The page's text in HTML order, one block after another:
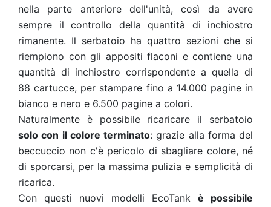
nella parte anteriore dell'unità, così da avere
sempre il controllo della quantità di inchiostro
rimanente. Il serbatoio ha quattro sezioni che si
riempiono con gli appositi flaconi e contiene una
quantità di inchiostro corrispondente a quella di
88 cartucce, per stampare fino a 14.000 pagine in
bianco e nero e 6.500 pagine a colori.
Naturalmente è possibile ricaricare il serbatoio
solo con il colore terminato: grazie alla forma del
beccuccio non c'è pericolo di sbagliare colore, né
di sporcarsi, per la massima pulizia e semplicità di
ricarica.
Con questi nuovi modelli EcoTank è possibile